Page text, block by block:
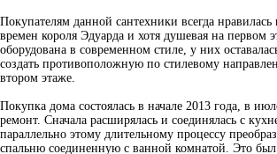
Покупателям данной сантехники всегда нравилась
времен короля Эдуарда и хотя душевая на первом
оборудована в современном стиле, у них
создать противоположную по стилевому
втором этаже.
Покупка дома состоялась в начале 2013 года, в
ремонт. Сначала расширялась и соединялась с
параллельно этому длительному процессу
спальню соединенную с ванной комнатой. Это